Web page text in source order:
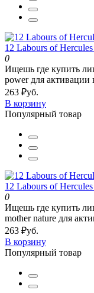
12 Labours of
0
Ищешь где купить
power для активации
263 ₽уб.
В корзину
Популярный товар
12 Labours of
0
Ищешь где купить
mother nature для
263 ₽уб.
В корзину
Популярный товар